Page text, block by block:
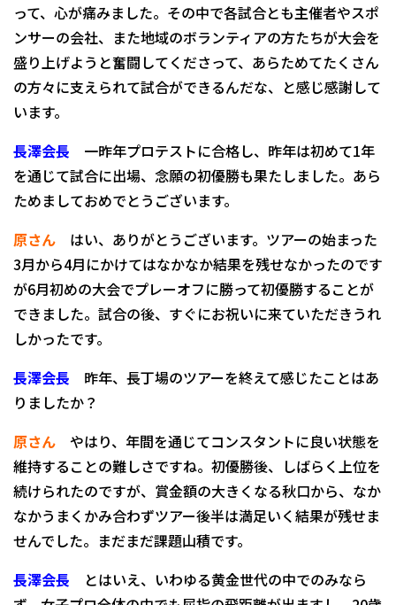
って、心が痛みました。その中で各試合とも主催者やスポ
ンサーの会社、また地域のボランティアの方たちが大会を
盛り上げようと奮闘してくださって、あらためてたくさん
の方々に支えられて試合ができるんだな、と感じ感謝して
います。
長澤会長 一昨年プロテストに合格し、昨年は初めて1年
を通じて試合に出場、念願の初優勝も果たしました。あら
ためましておめでとうございます。
原さん はい、ありがとうございます。ツアーの始まった
3月から4月にかけてはなかなか結果を残せなかったのです
が6月初めの大会でプレーオフに勝って初優勝することが
できました。試合の後、すぐにお祝いに来ていただきうれ
しかったです。
長澤会長 昨年、長丁場のツアーを終えて感じたことはあ
りましたか？
原さん やはり、年間を通じてコンスタントに良い状態を
維持することの難しさですね。初優勝後、しばらく上位を
続けられたのですが、賞金額の大きくなる秋口から、なか
なかうまくかみ合わずツアー後半は満足いく結果が残せま
せんでした。まだまだ課題山積です。
長澤会長 とはいえ、いわゆる黄金世代の中でのみなら